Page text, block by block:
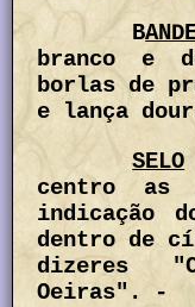
B
branco e
borlas de
e lança
SELO
centro as
indicação
dentro de
dizeres
Oeiras". -